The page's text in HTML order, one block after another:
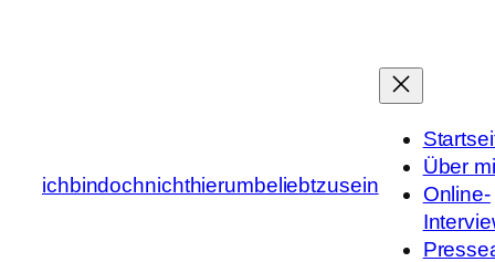
ichbindochnichthierumbeliebtzusein
Über
Online-